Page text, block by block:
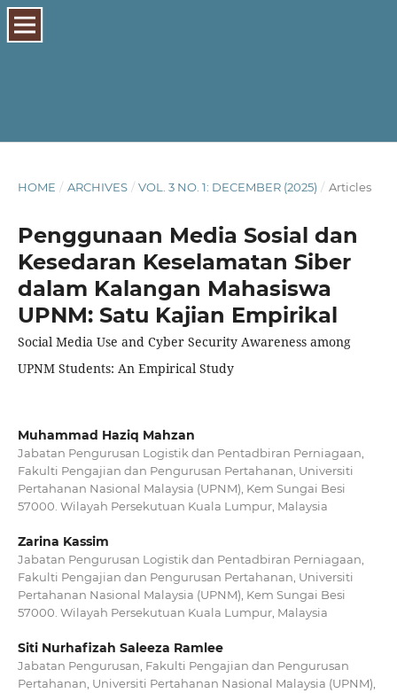
HOME / ARCHIVES / VOL. 3 NO. 1: DECEMBER (2025) / Articles
Penggunaan Media Sosial dan
Kesedaran Keselamatan Siber
dalam Kalangan Mahasiswa
UPNM: Satu Kajian Empirikal
Social Media Use and Cyber Security Awareness among
UPNM Students: An Empirical Study
Muhammad Haziq Mahzan
Jabatan Pengurusan Logistik dan Pentadbiran Perniagaan,
Fakulti Pengajian dan Pengurusan Pertahanan, Universiti
Pertahanan Nasional Malaysia (UPNM), Kem Sungai Besi
57000. Wilayah Persekutuan Kuala Lumpur, Malaysia
Zarina Kassim
Jabatan Pengurusan Logistik dan Pentadbiran Perniagaan,
Fakulti Pengajian dan Pengurusan Pertahanan, Universiti
Pertahanan Nasional Malaysia (UPNM), Kem Sungai Besi
57000. Wilayah Persekutuan Kuala Lumpur, Malaysia
Siti Nurhafizah Saleeza Ramlee
Jabatan Pengurusan, Fakulti Pengajian dan Pengurusan
Pertahanan, Universiti Pertahanan Nasional Malaysia (UPNM),